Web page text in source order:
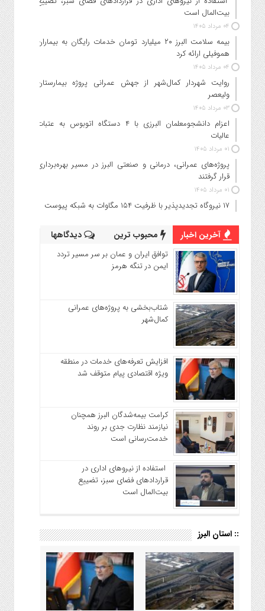
بیت‌المال است
۰۴ مرداد ۱۴۰۵
بیمه سلامت البرز ۲۰ میلیارد تومان خدمات رایگان به بیماران
هموفیلی ارائه کرد
۰۴ مرداد ۱۴۰۵
روایت شهردار کمال‌شهر از جهش عمرانی پروژه بیمارستان
ولیعصر
۰۳ مرداد ۱۴۰۵
اعزام دانشجو‌معلمان البرزی با ۴ دستگاه اتوبوس به عتبات
عالیات
۰۱ مرداد ۱۴۰۵
پروژه‌های عمرانی، درمانی و صنعتی البرز در مسیر بهره‌برداری
قرار گرفتند
۰۱ مرداد ۱۴۰۵
۱۷ نیروگاه تجدیدپذیر با ظرفیت ۱۵۴ مگاوات به شبکه پیوست
آخرین اخبار محبوب ترین دیدگاهها
توافق ایران و عمان بر سر مسیر تردد
ایمن در تنگه هرمز
شتاب‌بخشی به پروژه‌های عمرانی
کمال‌شهر
افزایش تعرفه‌های خدمات در منطقه
ویژه اقتصادی پیام متوقف شد
کرامت بیمه‌شدگان البرز همچنان
نیازمند نظارت جدی بر روند
خدمت‌رسانی است
استفاده از نیروهای اداری در
قراردادهای فضای سبز، تضییع
بیت‌المال است
:: استان البرز